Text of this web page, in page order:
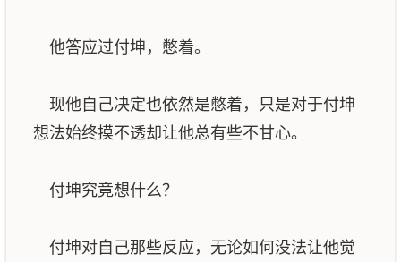
他答应过付坤，憋着。
现他自己决定也依然是憋着，只是对于付坤
想法始终摸不透却让他总有些不甘心。
付坤究竟想什么？
付坤对自己那些反应，无论如何没法让他觉